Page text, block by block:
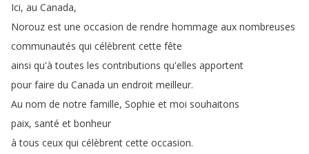
Ici, au Canada,
Norouz est une occasion de rendre hommage aux nombreuses
communautés qui célèbrent cette fête
ainsi qu'à toutes les contributions qu'elles apportent
pour faire du Canada un endroit meilleur.
Au nom de notre famille, Sophie et moi souhaitons
paix, santé et bonheur
à tous ceux qui célèbrent cette occasion.